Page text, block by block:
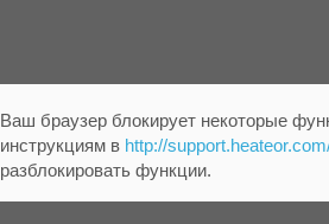
Ваш браузер блокирует некоторые
инструкциям в http://
разблокировать функции.